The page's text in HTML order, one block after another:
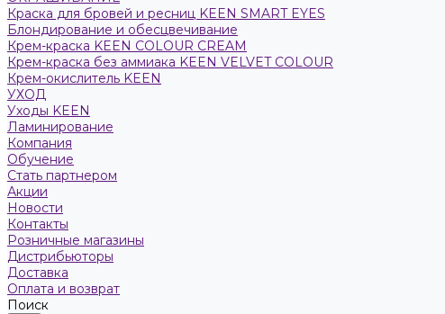
Краска для бровей и ресниц KEEN SMART EYES
Блондирование и обесцвечивание
Крем-краска KEEN COLOUR CREAM
Крем-краска без аммиака KEEN VELVET COLOUR
Крем-окислитель KEEN
УХОД
Уходы KEEN
Ламинирование
Компания
Обучение
Стать партнером
Акции
Новости
Контакты
Розничные магазины
Дистрибьюторы
Доставка
Оплата и возврат
Поиск